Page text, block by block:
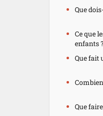
Que
Ce que
enfants ?
Que fait
Que